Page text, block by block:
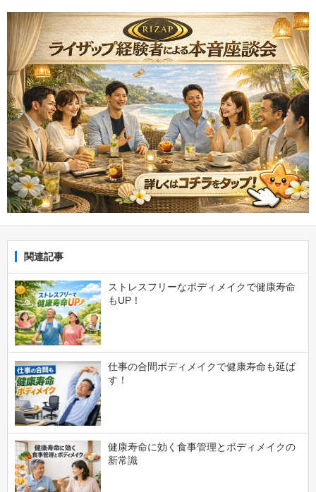
関連記事
ストレスフリーなボディメイクで健康寿命
もUP！
仕事の合間ボディメイクで健康寿命も延ば
す！
健康寿命に効く食事管理とボディメイクの
新常識